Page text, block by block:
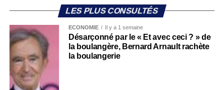
LES PLUS CONSULTÉS
ECONOMIE Il y a 1 semaine
Désarçonné par le « Et avec ceci ? » de
la boulangère, Bernard Arnault rachète
la boulangerie